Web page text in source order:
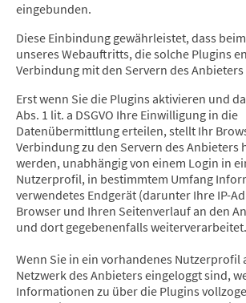
eingebunden.
Diese Einbindung gewährleistet, dass
unseres Webauftritts, die solche Plugins
Verbindung mit den Servern des
Erst wenn Sie die Plugins aktivieren und
Abs. 1 lit. a DSGVO Ihre Einwilligung in die
Datenübermittlung erteilen, stellt Ihr
Verbindung zu den Servern des Anbieters
werden, unabhängig von einem Login in
Nutzerprofil, in bestimmtem Umfang
verwendetes Endgerät (darunter Ihre IP-
Browser und Ihren Seitenverlauf an den
und dort gegebenenfalls weiterverarbeitet.
Wenn Sie in ein vorhandenes Nutzerprofil
Netzwerk des Anbieters eingeloggt sind,
Informationen zu über die Plugins